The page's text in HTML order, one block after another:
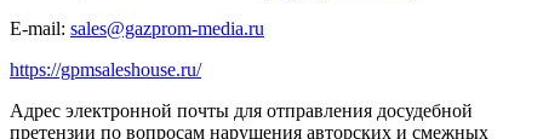
E-mail: sales@gazprom-media.ru
https://gpmsaleshouse.ru/
Адрес электронной почты для отправления досудебной
претензии по вопросам нарушения авторских и смежных